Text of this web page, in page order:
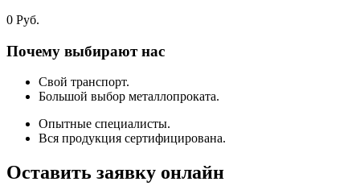
0 Руб.
Почему выбирают нас
Свой транспорт.
Большой выбор металлопроката.
Опытные специалисты.
Вся продукция сертифицирована.
Оставить заявку онлайн